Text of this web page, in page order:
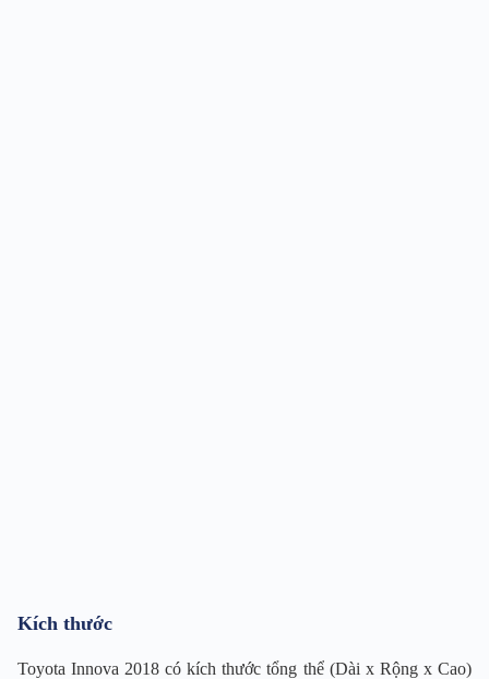
Kích thước
Toyota Innova 2018 có kích thước tổng thể (Dài x Rộng x Cao)